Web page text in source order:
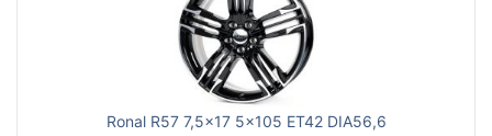
Ronal R57 7,5x17 5x105 ET42 DIA56,6